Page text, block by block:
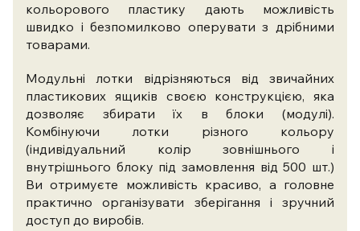
кольорового пластику дають можливість
швидко і безпомилково оперувати з дрібними
товарами.
Модульні лотки відрізняються від звичайних
пластикових ящиків своєю конструкцією, яка
дозволяє збирати їх в блоки (модулі).
Комбінуючи лотки різного кольору
(індивідуальний колір зовнішнього і
внутрішнього блоку під замовлення від 500 шт.)
Ви отримуєте можливість красиво, а головне
практично організувати зберігання і зручний
доступ до виробів.